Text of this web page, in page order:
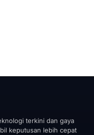
terkini dan gaya
keputusan lebih cepat